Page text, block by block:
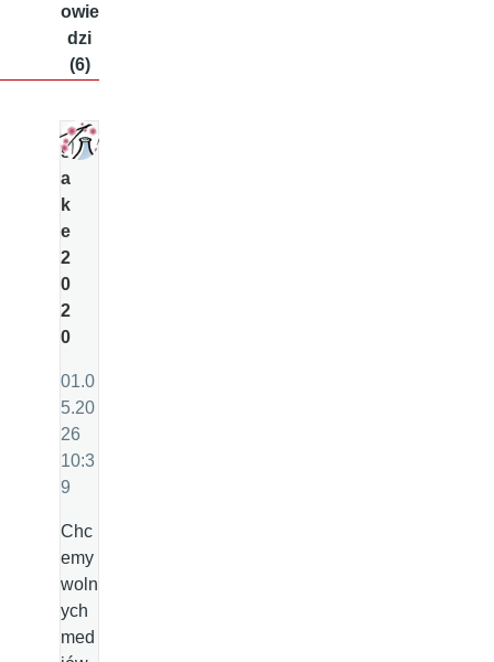
owie
dzi
(6)
s
a
k
e
2
0
2
0
01.0
5.20
26
10:3
9
Chc
emy
woln
ych
med